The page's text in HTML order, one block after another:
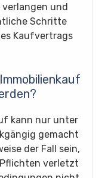
und
Schritte
Kaufvertrags
kann nur unter
gemacht
der Fall sein,
verletzt